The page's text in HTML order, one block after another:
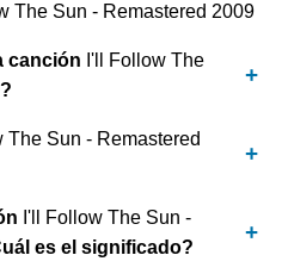
The Sun - Remastered 2009
canción I'll Follow The
?
The Sun - Remastered
I'll Follow The Sun -
es el significado?